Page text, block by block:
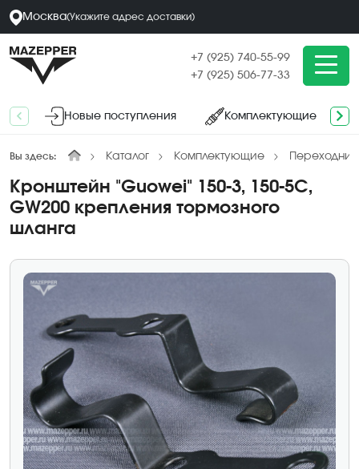
Москва(Укажите адрес доставки)
+7 (925) 740-55-99
+7 (925) 506-77-33
Новые поступления Комплектующие
Вы здесь: Каталог Комплектующие
Кронштейн "Guowei" 150-3, 150-5С,
GW200 крепления тормозного
шланга